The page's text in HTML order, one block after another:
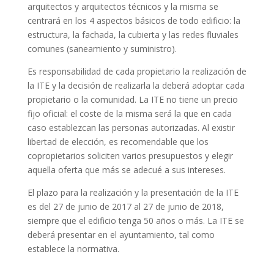
arquitectos y arquitectos técnicos y la misma se
centrará en los 4 aspectos básicos de todo edificio: la
estructura, la fachada, la cubierta y las redes fluviales
comunes (saneamiento y suministro).
Es responsabilidad de cada propietario la realización de
la ITE y la decisión de realizarla la deberá adoptar cada
propietario o la comunidad. La ITE no tiene un precio
fijo oficial: el coste de la misma será la que en cada
caso establezcan las personas autorizadas. Al existir
libertad de elección, es recomendable que los
copropietarios soliciten varios presupuestos y elegir
aquella oferta que más se adecué a sus intereses.
El plazo para la realización y la presentación de la ITE
es del 27 de junio de 2017 al 27 de junio de 2018,
siempre que el edificio tenga 50 años o más. La ITE se
deberá presentar en el ayuntamiento, tal como
establece la normativa.